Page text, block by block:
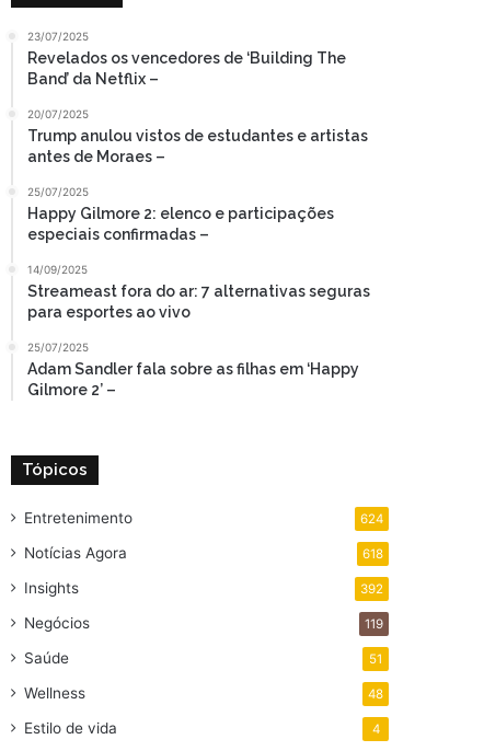
23/07/2025
Revelados os vencedores de ‘Building The
Band’ da Netflix –
20/07/2025
Trump anulou vistos de estudantes e artistas
antes de Moraes –
25/07/2025
Happy Gilmore 2: elenco e participações
especiais confirmadas –
14/09/2025
Streameast fora do ar: 7 alternativas seguras
para esportes ao vivo
25/07/2025
Adam Sandler fala sobre as filhas em ‘Happy
Gilmore 2’ –
Tópicos
Entretenimento 624
Notícias Agora 618
Insights 392
Negócios 119
Saúde 51
Wellness 48
Estilo de vida 4